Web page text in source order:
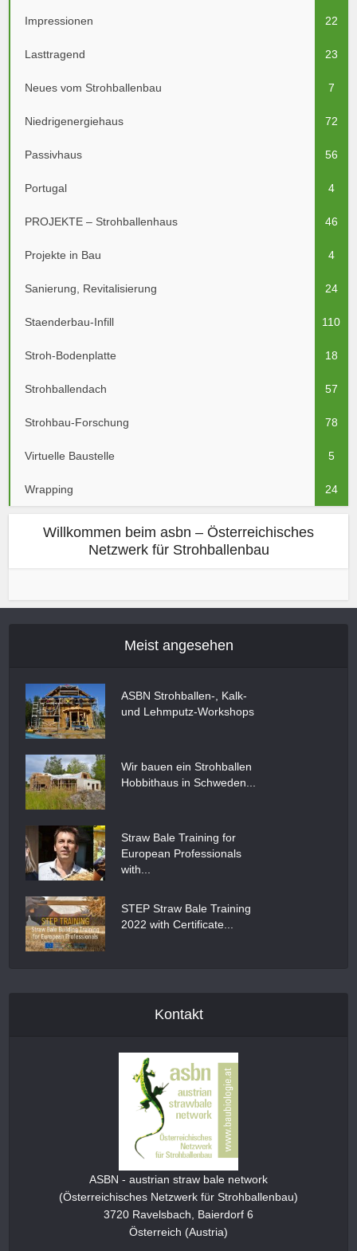
Impressionen 22
Lasttragend 23
Neues vom Strohballenbau 7
Niedrigenergiehaus 72
Passivhaus 56
Portugal 4
PROJEKTE – Strohballenhaus 46
Projekte in Bau 4
Sanierung, Revitalisierung 24
Staenderbau-Infill 110
Stroh-Bodenplatte 18
Strohballendach 57
Strohbau-Forschung 78
Virtuelle Baustelle 5
Wrapping 24
Willkommen beim asbn – Österreichisches
Netzwerk für Strohballenbau
Meist angesehen
ASBN Strohballen-, Kalk-
und Lehmputz-Workshops
Wir bauen ein Strohballen
Hobbithaus in Schweden...
Straw Bale Training for
European Professionals
with...
STEP Straw Bale Training
2022 with Certificate...
Kontakt
ASBN - austrian straw bale network
(Österreichisches Netzwerk für Strohballenbau)
3720 Ravelsbach, Baierdorf 6
Österreich (Austria)